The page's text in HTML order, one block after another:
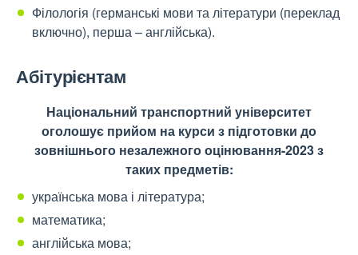
Філологія (германські мови та літератури (переклад
включно), перша – англійська).
Абітурієнтам
Національний транспортний університет
оголошує прийом на курси з підготовки до
зовнішнього незалежного оцінювання-2023 з
таких предметів:
українська мова і література;
математика;
англійська мова;